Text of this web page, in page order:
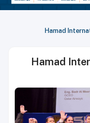
Hamad
Hamad